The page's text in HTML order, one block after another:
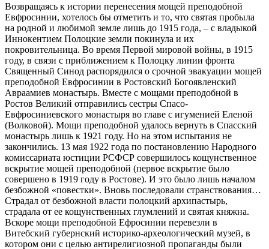
Возвращаясь к истории перенесения мощей преподобной
Евфросинии, хотелось бы отметить и то, что святая пробыла
на родной и любимой земле лишь до 1915 года, – с владыкой
Иннокентием Полоцкие земли покинула и их
покровительница. Во время Первой мировой войны, в 1915
году, в связи с приближением к Полоцку линии фронта
Священный Синод распорядился о срочной эвакуации мощей
преподобной Евфросинии в Ростовский Богоявленский
Авраамиев монастырь. Вместе с мощами преподобной в
Ростов Великий отправились сестры Спасо-
Евфросиниевского монастыря во главе с игуменией Еленой
(Волковой). Мощи преподобной удалось вернуть в Спасский
монастырь лишь к 1921 году. Но на этом испытания не
закончились. 13 мая 1922 года по постановлению Народного
комиссариата юстиции РСФСР совершилось кощунственное
вскрытие мощей преподобной (первое вскрытие было
совершено в 1919 году в Ростове). И это было лишь началом
безбожной «повестки». Вновь последовали странствования…
Страдал от безбожной власти полоцкий архипастырь,
страдала от ее кощунственных глумлений и святая княжна.
Вскоре мощи преподобной Ефросинии перевезли в
Витебский губернский историко-археологический музей, в
котором они с целью антирелигиозной пропаганды были